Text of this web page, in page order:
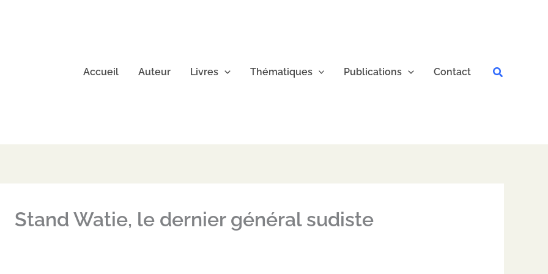
Accueil Auteur Livres Thématiques Publications Contact
Stand Watie, le dernier général sudiste